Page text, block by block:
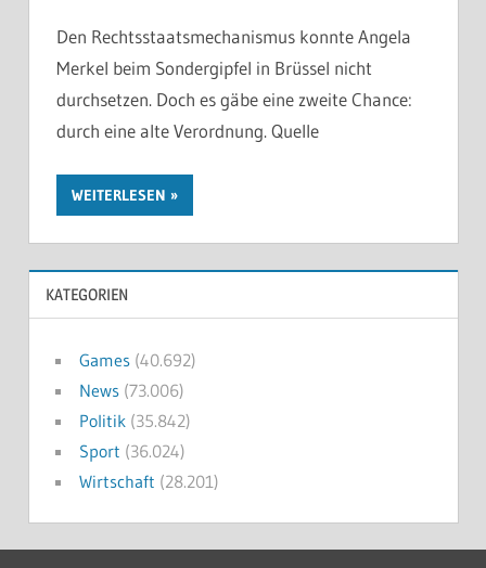
Den Rechtsstaatsmechanismus konnte Angela
Merkel beim Sondergipfel in Brüssel nicht
durchsetzen. Doch es gäbe eine zweite Chance:
durch eine alte Verordnung. Quelle
WEITERLESEN
KATEGORIEN
Games(40.692)
News(73.006)
Politik(35.842)
Sport (36.024)
Wirtschaft (28.201)